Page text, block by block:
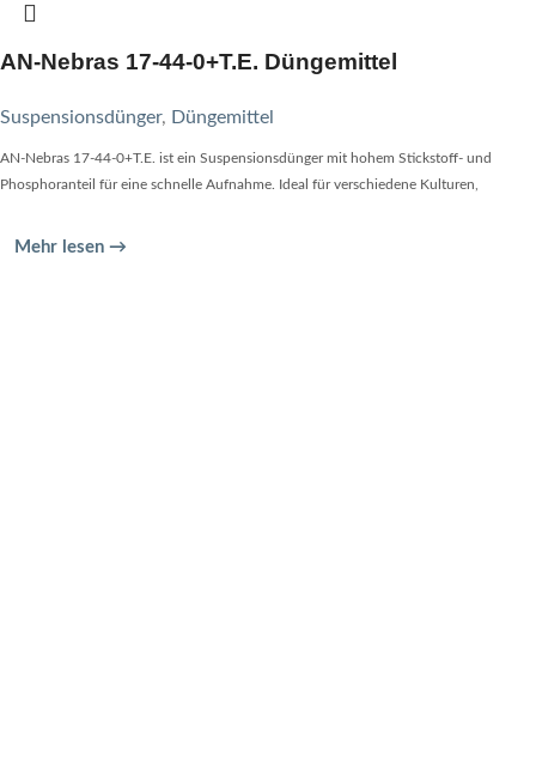
AN-Nebras 17-44-0+T.E. Düngemittel
Suspensionsdünger, Düngemittel
AN-Nebras 17-44-0+T.E. ist ein Suspensionsdünger mit hohem Stickstoff- und
Phosphoranteil für eine schnelle Aufnahme. Ideal für verschiedene Kulturen,
Mehr lesen →